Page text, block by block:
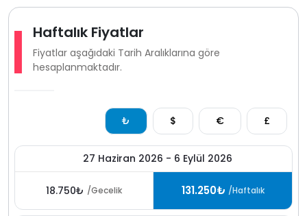
Haftalık Fiyatlar
Fiyatlar aşağıdaki Tarih Aralıklarına göre
hesaplanmaktadır.
₺ $ € £
27 Haziran 2026 - 6 Eylül 2026
18.750₺ /Gecelik 131.250₺ /Haftalık